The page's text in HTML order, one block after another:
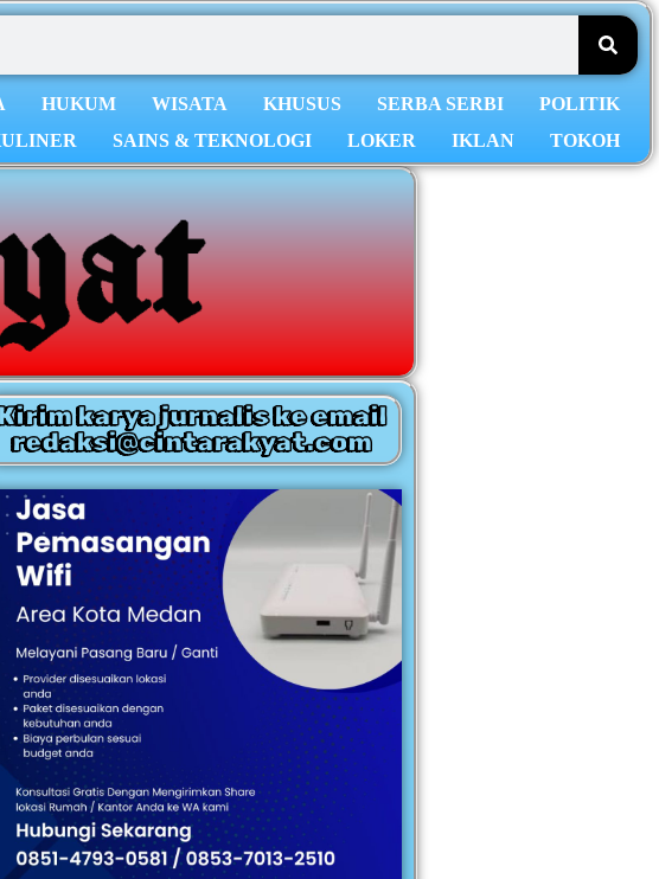
HUKUM WISATA KHUSUS SERBA SERBI
POLITIK
SAINS & TEKNOLOGI LOKER IKLAN TOKOH
karya jurnalis ke email
redaksi@cintarakyat.com